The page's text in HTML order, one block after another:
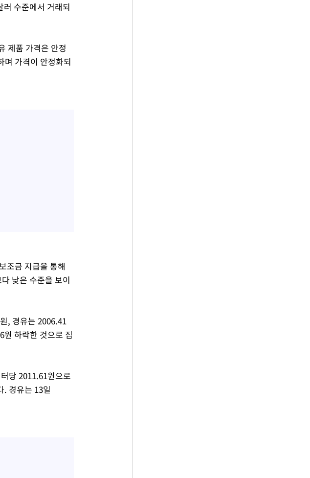
수준에서 거래되
제품 가격은 안정
며 가격이 안정화되
조금 지급을 통해
낮은 수준을 보이
, 경유는 2006.41
하락한 것으로 집
당 2011.61원으로
. 경유는 13일